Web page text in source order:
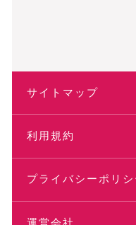
サイトマップ
利用規約
プライバシーポリシ
運営会社